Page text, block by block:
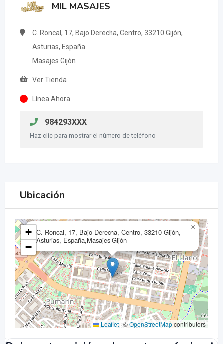
MIL MASAJES
C. Roncal, 17, Bajo Derecha, Centro, 33210 Gijón,
Asturias, España
Masajes Gijón
Ver Tienda
Línea Ahora
984293XXX
Haz clic para mostrar el número de teléfono
Ubicación
C. Roncal, 17, Bajo Derecha, Centro, 33210 Gijón,
Asturias, España,Masajes Gijón
×
+
−
Leaflet |©OpenStreetMapcontributors